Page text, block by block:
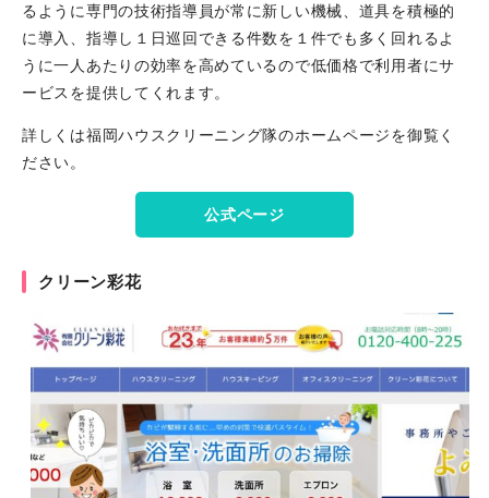
るように専門の技術指導員が常に新しい機械、道具を積極的
に導入、指導し１日巡回できる件数を１件でも多く回れるよ
うに一人あたりの効率を高めているので低価格で利用者にサ
ービスを提供してくれます。
詳しくは福岡ハウスクリーニング隊のホームページを御覧く
ださい。
公式ページ
クリーン彩花